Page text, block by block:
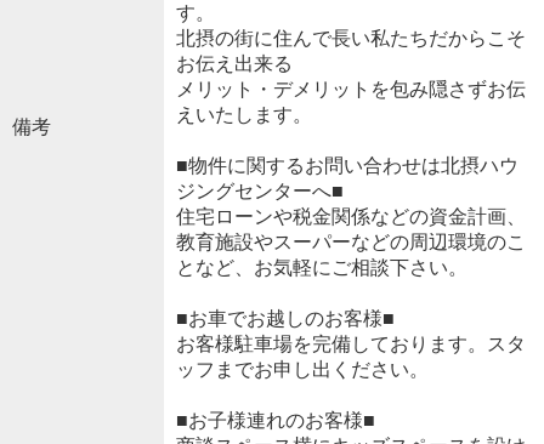
備考
す。
北摂の街に住んで長い私たちだからこそ
お伝え出来る
メリット・デメリットを包み隠さずお伝
えいたします。
■物件に関するお問い合わせは北摂ハウ
ジングセンターへ■
住宅ローンや税金関係などの資金計画、
教育施設やスーパーなどの周辺環境のこ
となど、お気軽にご相談下さい。
■お車でお越しのお客様■
お客様駐車場を完備しております。スタ
ッフまでお申し出ください。
■お子様連れのお客様■